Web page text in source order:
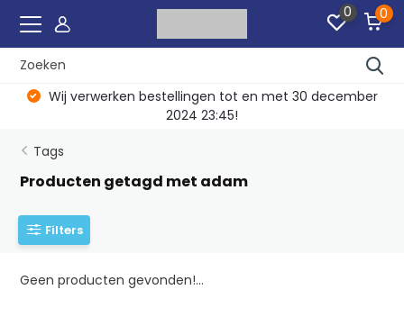
0 0
Wij verwerken bestellingen tot en met 30 december
2024 23:45!
Tags
Producten getagd met adam
Filters
Geen producten gevonden!...